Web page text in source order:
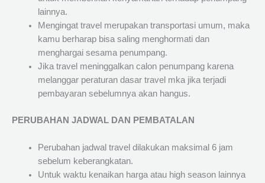
lainnya.
Mengingat travel merupakan transportasi umum, maka
kamu berharap bisa saling menghormati dan
menghargai sesama penumpang.
Jika travel meninggalkan calon penumpang karena
melanggar peraturan dasar travel mka jika terjadi
pembayaran sebelumnya akan hangus.
PERUBAHAN JADWAL DAN PEMBATALAN
Perubahan jadwal travel dilakukan maksimal 6 jam
sebelum keberangkatan.
Untuk waktu kenaikan harga atau high season lainnya